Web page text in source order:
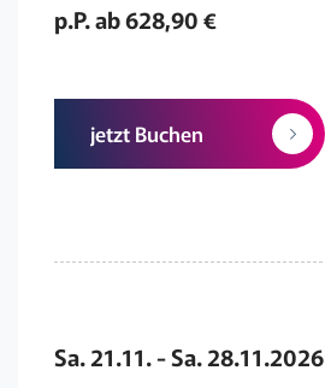
p.P. ab 628,90 €
jetzt Buchen
Sa. 21.11. - Sa. 28.11.2026